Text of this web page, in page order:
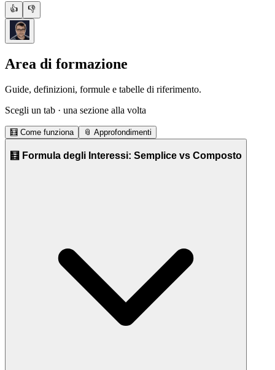
👍 👎
Area di formazione
Guide, definizioni, formule e tabelle di riferimento.
Scegli un tab · una sezione alla volta
🧮 Come funziona 📎 Approfondimenti
🧮 Formula degli Interessi: Semplice vs Composto